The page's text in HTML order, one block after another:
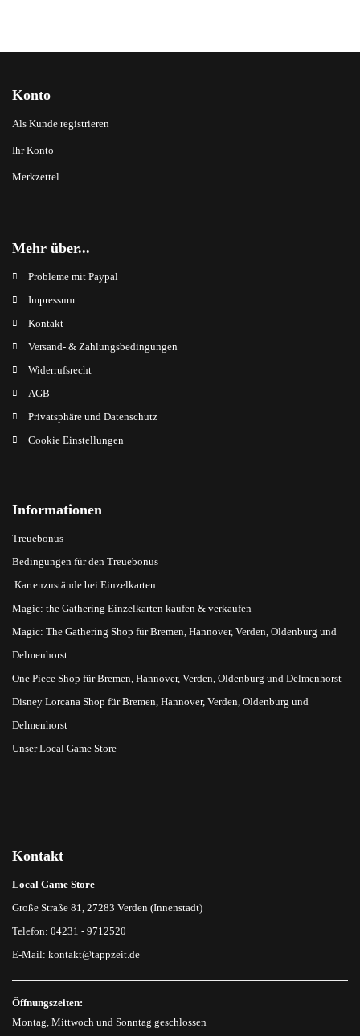
Konto
Als Kunde registrieren
Ihr Konto
Merkzettel
Mehr über...
Probleme mit Paypal
Impressum
Kontakt
Versand- & Zahlungsbedingungen
Widerrufsrecht
AGB
Privatsphäre und Datenschutz
Cookie Einstellungen
Informationen
Treuebonus
Bedingungen für den Treuebonus
Kartenzustände bei Einzelkarten
Magic: the Gathering Einzelkarten kaufen & verkaufen
Magic: The Gathering Shop für Bremen, Hannover, Verden, Oldenburg und
Delmenhorst
One Piece Shop für Bremen, Hannover, Verden, Oldenburg und Delmenhorst
Disney Lorcana Shop für Bremen, Hannover, Verden, Oldenburg und
Delmenhorst
Unser Local Game Store
Kontakt
Local Game Store
Große Straße 81, 27283 Verden (Innenstadt)
Telefon: 04231 - 9712520
E-Mail: kontakt@tappzeit.de
Öffnungszeiten:
Montag, Mittwoch und Sonntag geschlossen